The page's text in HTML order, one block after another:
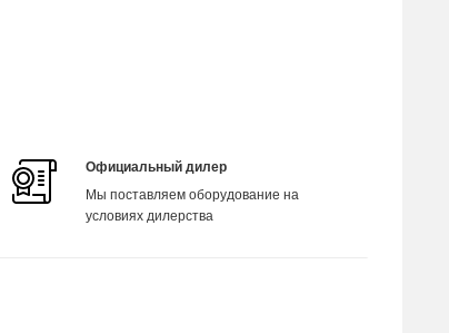
Официальный дилер
Мы поставляем оборудование на
условиях дилерства